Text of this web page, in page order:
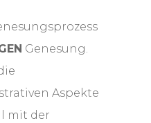
Genesung.
Aspekte
mit der